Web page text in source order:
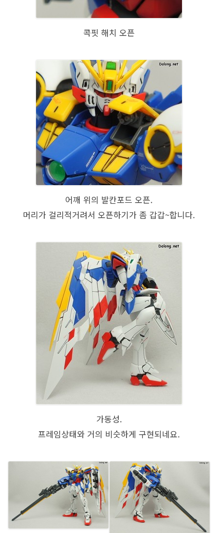
콕핏 해치 오픈
어깨 위의 발칸포드 오픈.
머리가 걸리적거려서 오픈하기가 좀 갑갑~합니다.
가동성.
프레임상태와 거의 비슷하게 구현되네요.